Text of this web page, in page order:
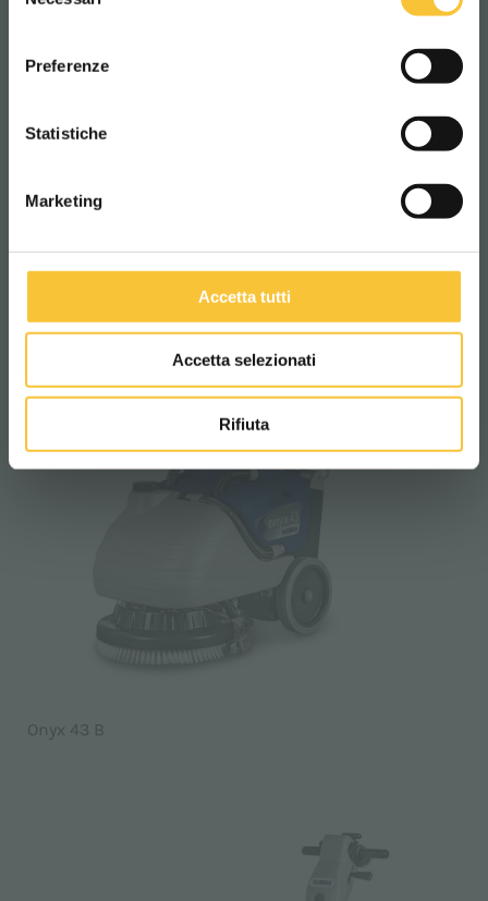
Preferenze
Statistiche
Marketing
Accetta tutti
Accetta selezionati
Rifiuta
Onyx 43 B